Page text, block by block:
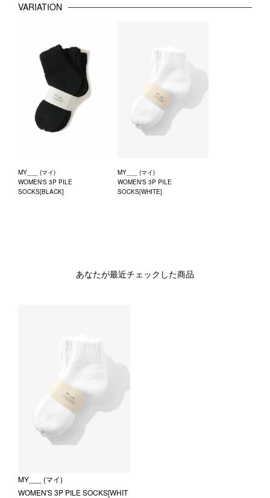
VARIATION
MY___ (マイ)
WOMEN'S 3P PILE
SOCKS[BLACK]
MY___ (マイ)
WOMEN'S 3P PILE
SOCKS[WHITE]
あなたが最近チェックした商品
MY___ (マイ)
WOMEN'S 3P PILE SOCKS[WHIT